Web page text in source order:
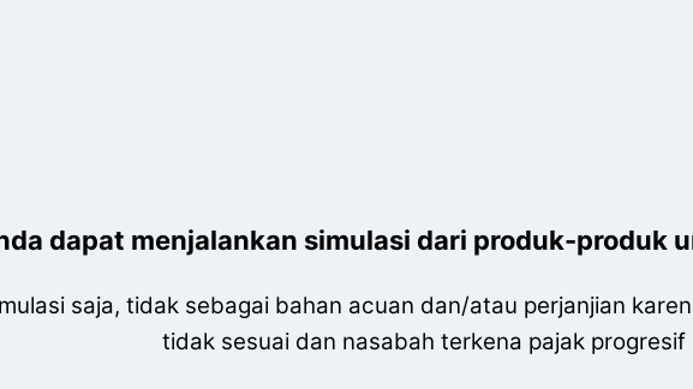
dapat menjalankan simulasi dari produk-produk
saja, tidak sebagai bahan acuan dan/atau perjanjian
tidak sesuai dan nasabah terkena pajak progresif